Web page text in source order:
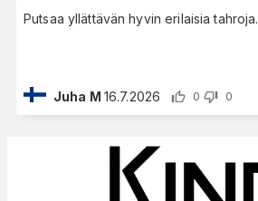
Putsaa yllättävän hyvin erilaisia tahroja.
Juha M 16.7.2026 0 0